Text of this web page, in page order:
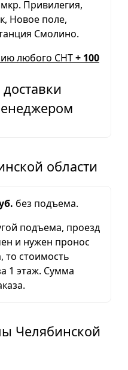
Привилегия,
Новое поле,
Смолино.
любого СНТ+ 100
области
без подъема.
подъема, проезд
и нужен пронос
стоимость
1 этаж. Сумма
Челябинской